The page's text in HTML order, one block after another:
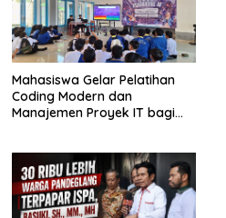
Mahasiswa Gelar Pelatihan
Coding Modern dan
Manajemen Proyek IT bagi